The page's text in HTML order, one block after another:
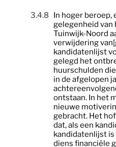
3.4.8
In hoger beroep,
gelegenheid
Tuinwijk-Noord
verwijdering
kandidatenlijst
gelegd het
huurschulden
in de afgelopen
ontstaan. In het
nieuwe
gebracht. Het
dat, als een
kandidatenlijst is
diens financiële